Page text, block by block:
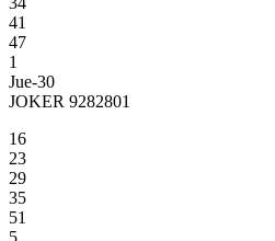
41
47
1
Jue-30
JOKER 9282801
16
23
29
35
51
5